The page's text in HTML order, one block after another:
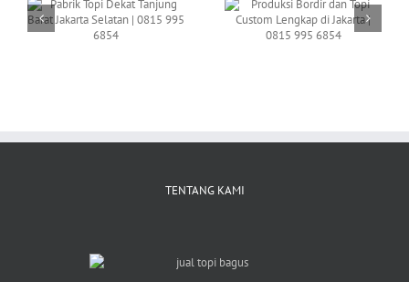
Produksi Bordir dan
Topi Custom Lengkap
Topi Murah Berkualitas
Terdekat Karet
TENTANG KAMI